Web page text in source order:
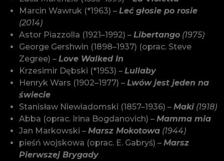
Marcin Wawruk (*1963) –Leć głosie po rosie
(2014)
Astor Piazzolla (1921–1992) –Libertango (1975)
George Gershwin (1898–1937) (oprac. Steve
Zegree) –Love Walked In
Krzesimir Dębski (*1953) –Lullaby
Henryk Wars (1902–1977) –Lwów jest jeden na
świecie
Stanisław Niewiadomski (1857–1936) –Maki(1918)
Abba (oprac. Irina Bogdanovich) –Mamma mia
Jan Markowski –Marsz Mokotowa (1944)
pieśń wojskowa (oprac. E. Gabryś) –Marsz
Pierwszej Brygady